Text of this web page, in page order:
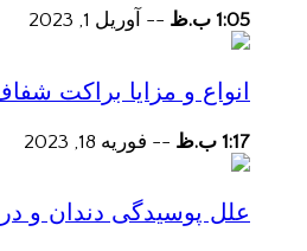
1:05 ب.ظ -- آوریل 1, 2023
انواع و مزایا براکت
1:17 ب.ظ -- فوریه 18, 2023
علل پوسیدگی دندان و